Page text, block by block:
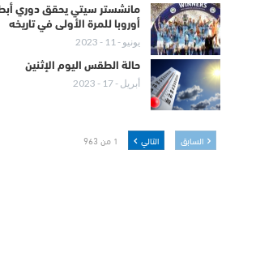
مانشستر سيتي يحقق دوري
أوروبا للمرة الأولى في تاريخه
يونيو - 11 - 2023
حالة الطقس اليوم الإثنين
أبريل - 17 - 2023
السابق التالي 1 من 963